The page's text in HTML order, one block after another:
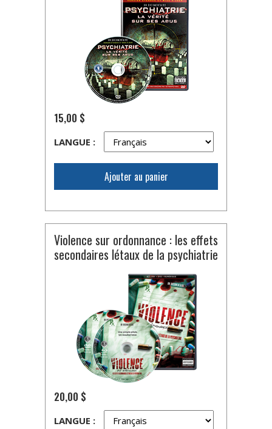
15,00 $
LANGUE :
Ajouter au panier
Violence sur ordonnance : les effets
secondaires létaux de la psychiatrie
20,00 $
LANGUE :